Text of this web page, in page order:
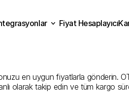
en uygun fiyatlarla gönderin.
olarak takip edin ve tüm kargo
Fiyat Hesaplayıcı